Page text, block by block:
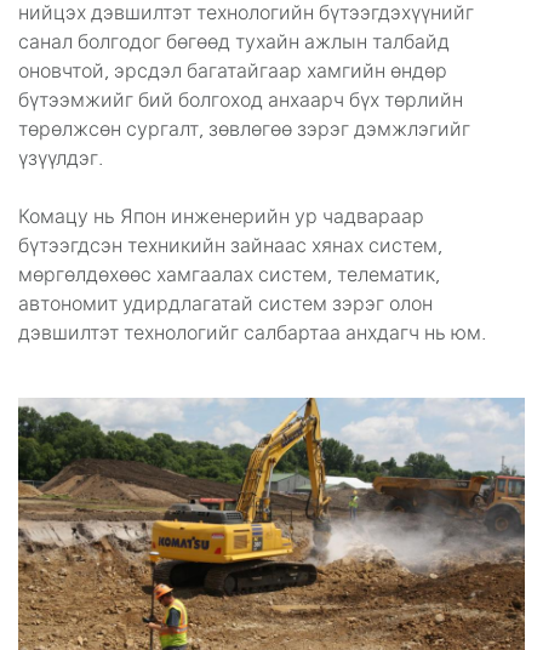
нийцэх дэвшилтэт технологийн бүтээгдэхүүнийг
санал болгодог бөгөөд тухайн ажлын талбайд
оновчтой, эрсдэл багатайгаар хамгийн өндөр
бүтээмжийг бий болгоход анхаарч бүх төрлийн
төрөлжсөн сургалт, зөвлөгөө зэрэг дэмжлэгийг
үзүүлдэг.
Комацу нь Япон инженерийн ур чадвараар
бүтээгдсэн техникийн зайнаас хянах систем,
мөргөлдөхөөс хамгаалах систем, телематик,
автономит удирдлагатай систем зэрэг олон
дэвшилтэт технологийг салбартаа анхдагч нь юм.